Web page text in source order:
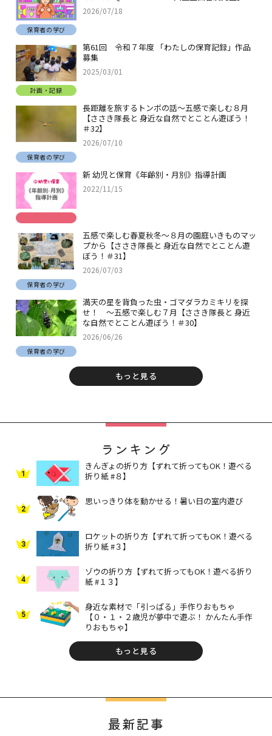
2026/07/18
保育者の学び
第61回 令和７年度 「わたしの保育記録」作品
募集
2025/03/01
計画・記録
長距離を旅するトンボの話～五感で楽しむ８月
【ささき隊長と 身近な自然でとことん遊ぼう！
＃32】
2026/07/10
保育者の学び
新 幼児と保育《年齢別・月別》指導計画
2022/11/15
五感で楽しむ春夏秋冬～８月の園庭いきものマッ
プから【ささき隊長と 身近な自然でとことん遊
ぼう！＃31】
2026/07/03
保育者の学び
満天の星を背負った虫・ゴマダラカミキリを探
せ！ ～五感で楽しむ７月【ささき隊長と 身近
な自然でとことん遊ぼう！＃30】
2026/06/26
保育者の学び
もっと見る
ランキング
1
きんぎょの折り方【ずれて折ってもOK！遊べる
折り紙 #８】
2
思いっきり体を動かせる！暑い日の室内遊び
3
ロケットの折り方【ずれて折ってもOK！遊べる
折り紙 #３】
4
ゾウの折り方【ずれて折ってもOK！遊べる折り
紙 #１３】
5
身近な素材で「引っぱる」手作りおもちゃ
【０・１・２歳児が夢中で遊ぶ！ かんたん手作
りおもちゃ】
もっと見る
最新記事